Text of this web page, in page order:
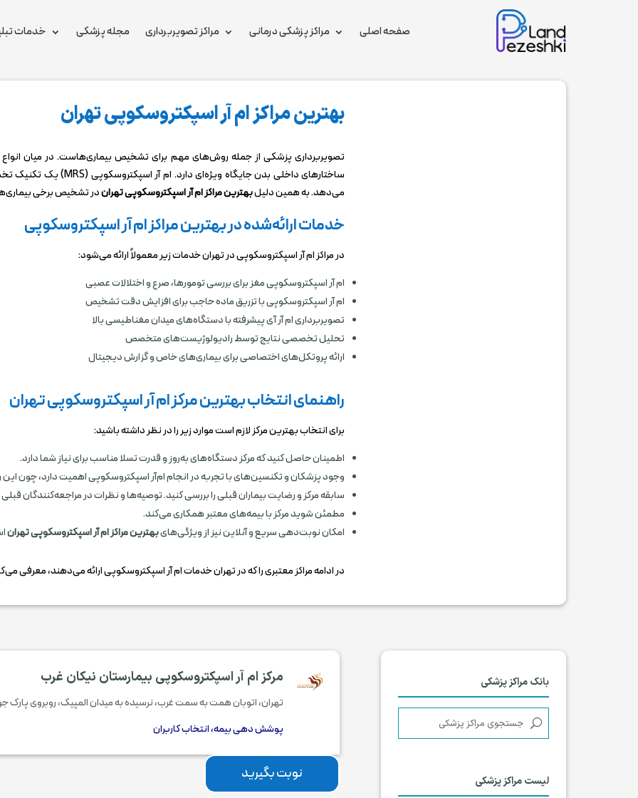
صفحه اصلی مراکز پزشکی درمانی مراکز تصویربرداری مجله پزشکی خدمات
بهترین مراکز ام آر اسپکتروسکوپی تهران
تصویربرداری پزشکی از جمله روش‌های مهم برای تشخیص بیماری‌هاست. در میان انواع
ساختارهای داخلی بدن جایگاه ویژه‌ای دارد. ام‌ آر اسپکتروسکوپی (MRS) یک تکنیک تخصصی‌ ام آر آی است که
می‌دهد. به همین دلیلبهترین مراکز ام آر اسپکتروسکوپی تهراندر تشخیص برخی
خدمات ارائه‌شده در بهترین مراکز ام آر اسپکتروسکوپی
در مراکز ام آر اسپکتروسکوپی در تهران خدمات زیر معمولاً ارائه می‌شود:
ام ‌آر اسپکتروسکوپی مغز برای بررسی تومورها، صرع و اختلالات عصبی
ام ‌آر اسپکتروسکوپی با تزریق ماده حاجب برای افزایش دقت تشخیص
تصویربرداری ام ‌آر آی پیشرفته با دستگاه‌های میدان مغناطیسی بالا
تحلیل تخصصی نتایج توسط رادیولوژیست‌های متخصص
ارائه پروتکل‌های اختصاصی برای بیماری‌های خاص و گزارش دیجیتال
راهنمای انتخاب بهترین مرکز ام آر اسپکتروسکوپی تهران
برای انتخاب بهترین مرکز لازم است موارد زیر را در نظر داشته باشید:
اطمینان حاصل کنید که مرکز دستگاه‌های به‌روز و قدرت تسلا مناسب برای نیاز شما دارد.
وجود پزشکان و تکنسین‌های با تجربه در انجام ام‌آر اسپکتروسکوپی اهمیت دارد،
سابقه مرکز و رضایت بیماران قبلی را بررسی کنید. توصیه‌ها و نظرات در مراجعه‌کنندگان
مطمئن شوید مرکز با بیمه‌های معتبر همکاری می‌کند.
امکان نوبت‌دهی سریع و آنلاین نیز از ویژگی‌هایبهترین مراکز ام آر اسپکتروسکوپی تهران
در ادامه مراکز معتبری را که در تهران خدمات ام آر اسپکتروسکوپی ارائه می‌دهند، معرفی
مرکز ام آر اسپکتروسکوپی بیمارستان نیکان غرب
تهران، اتوبان همت به سمت غرب، نرسیده به میدان المپیک، روبروی پارک
پوشش دهی بیمه، انتخاب کاربران
نوبت بگیرید
بانک مراکز پزشکی
لیست مراکز پزشکی